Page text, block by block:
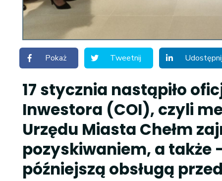
Pokaż Tweetnij
17 stycznia nastąpiło
Inwestora (COI), czyli
Urzędu Miasta Chełm
pozyskiwaniem, a także
późniejszą obsługą